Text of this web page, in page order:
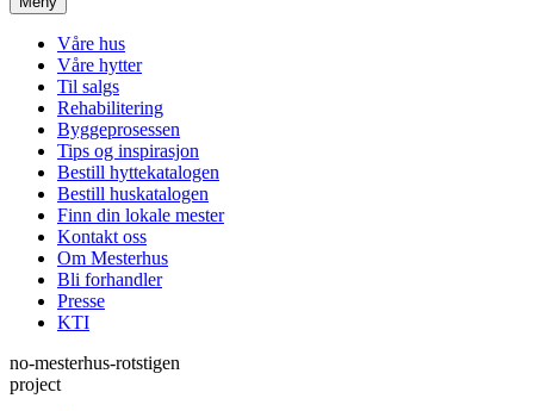
Våre hus
Våre hytter
Til salgs
Rehabilitering
Byggeprosessen
Tips og inspirasjon
Bestill hyttekatalogen
Bestill huskatalogen
Finn din lokale mester
Kontakt oss
Om Mesterhus
Bli forhandler
Presse
KTI
no-mesterhus-rotstigen
project